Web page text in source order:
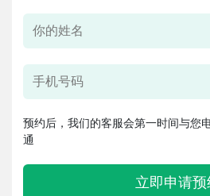
预约后，我们的客服会第一时间与您
通
立即申请预